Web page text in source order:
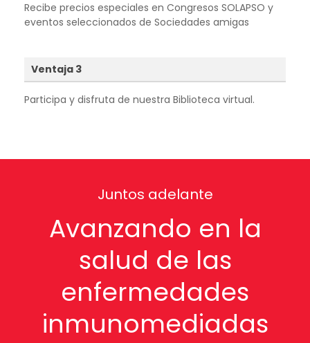
Recibe precios especiales en Congresos SOLAPSO y
eventos seleccionados de Sociedades amigas
Ventaja 3
Participa y disfruta de nuestra Biblioteca virtual.
Juntos adelante
Avanzando en la
salud de las
enfermedades
inmunomediadas